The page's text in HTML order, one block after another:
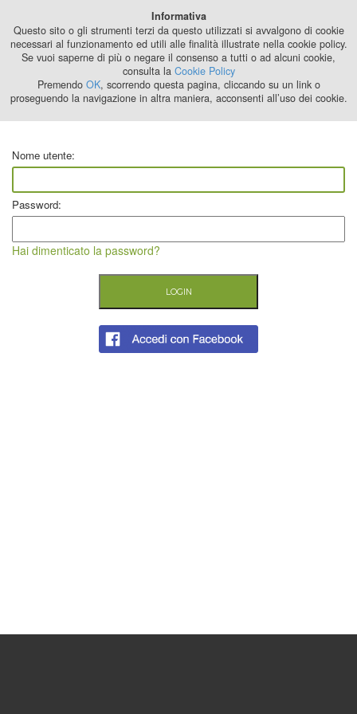
2024
Nome utente:
Password:
Hai dimenticato la password?
Informativa
Questo sito o gli strumenti terzi da questo utilizzati si avvalgono di cookie
necessari al funzionamento ed utili alle finalità illustrate nella cookie policy.
Se vuoi saperne di più o negare il consenso a tutti o ad alcuni cookie,
consulta la Cookie Policy
Premendo OK, scorrendo questa pagina, cliccando su un link o
proseguendo la navigazione in altra maniera, acconsenti all’uso dei cookie.